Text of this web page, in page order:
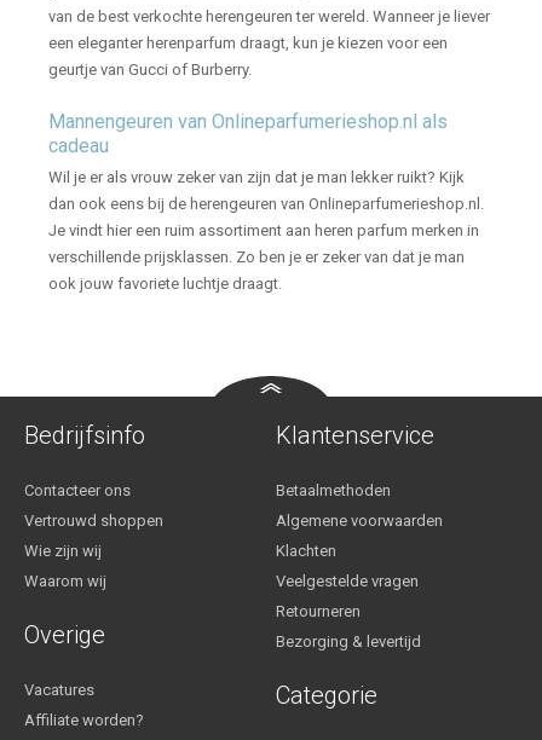
van de best verkochte herengeuren ter wereld. Wanneer je liever
een eleganter herenparfum draagt, kun je kiezen voor een
geurtje van Gucci of Burberry.
Mannengeuren van Onlineparfumerieshop.nl als
cadeau
Wil je er als vrouw zeker van zijn dat je man lekker ruikt? Kijk
dan ook eens bij de herengeuren van Onlineparfumerieshop.nl.
Je vindt hier een ruim assortiment aan heren parfum merken in
verschillende prijsklassen. Zo ben je er zeker van dat je man
ook jouw favoriete luchtje draagt.
Bedrijfsinfo
Contacteer ons
Vertrouwd shoppen
Wie zijn wij
Waarom wij
Klantenservice
Betaalmethoden
Algemene voorwaarden
Klachten
Veelgestelde vragen
Retourneren
Bezorging & levertijd
Overige
Vacatures
Affiliate worden?
Categorie